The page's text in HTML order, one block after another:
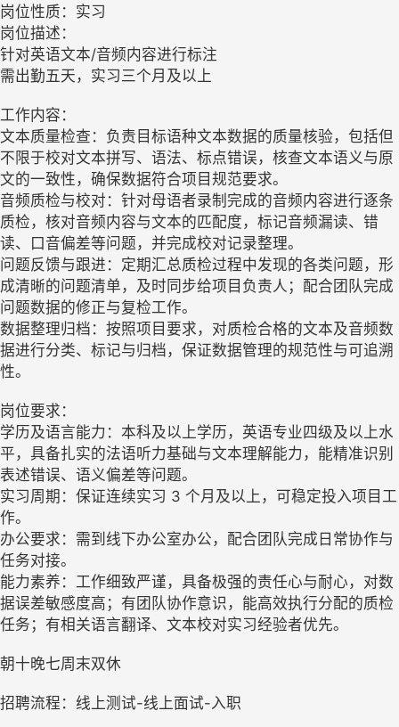
岗位性质：实习
岗位描述：
针对英语文本/音频内容进行标注
需出勤五天，实习三个月及以上
工作内容：
文本质量检查：负责目标语种文本数据的质量核验，包括但
不限于校对文本拼写、语法、标点错误，核查文本语义与原
文的一致性，确保数据符合项目规范要求。
音频质检与校对：针对母语者录制完成的音频内容进行逐条
质检，核对音频内容与文本的匹配度，标记音频漏读、错
读、口音偏差等问题，并完成校对记录整理。
问题反馈与跟进：定期汇总质检过程中发现的各类问题，形
成清晰的问题清单，及时同步给项目负责人；配合团队完成
问题数据的修正与复检工作。
数据整理归档：按照项目要求，对质检合格的文本及音频数
据进行分类、标记与归档，保证数据管理的规范性与可追溯
性。
岗位要求：
学历及语言能力：本科及以上学历，英语专业四级及以上水
平，具备扎实的法语听力基础与文本理解能力，能精准识别
表述错误、语义偏差等问题。
实习周期：保证连续实习 3 个月及以上，可稳定投入项目工
作。
办公要求：需到线下办公室办公，配合团队完成日常协作与
任务对接。
能力素养：工作细致严谨，具备极强的责任心与耐心，对数
据误差敏感度高；有团队协作意识，能高效执行分配的质检
任务；有相关语言翻译、文本校对实习经验者优先。
朝十晚七周末双休
招聘流程：线上测试-线上面试-入职